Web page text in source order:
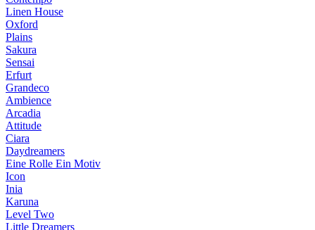
Linen House
Oxford
Plains
Sakura
Sensai
Erfurt
Grandeco
Ambience
Arcadia
Attitude
Ciara
Daydreamers
Eine Rolle Ein Motiv
Icon
Inia
Karuna
Level Two
Little Dreamers